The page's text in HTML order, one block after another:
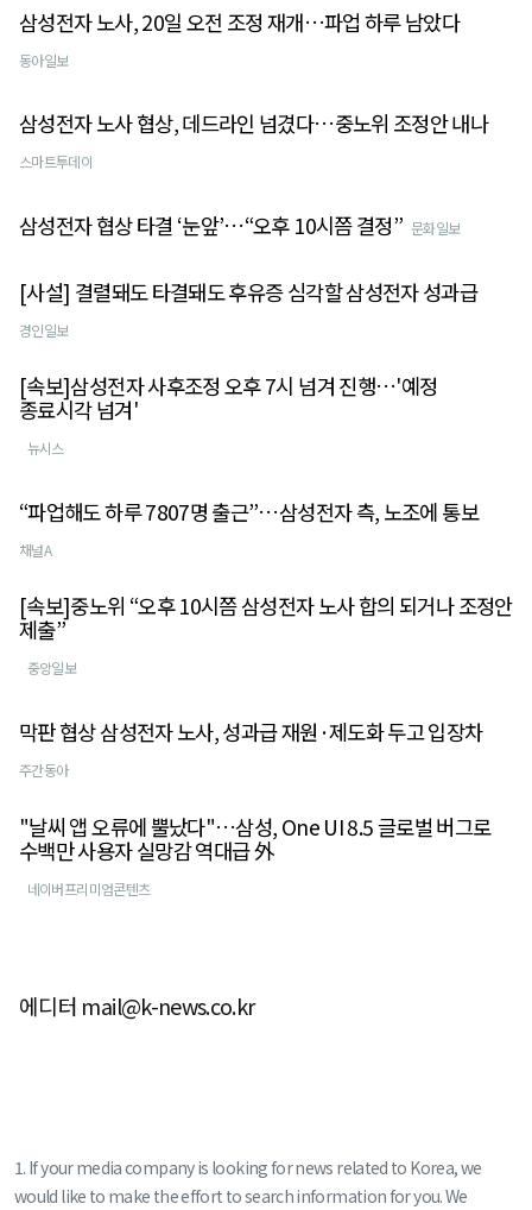
삼성전자 노사, 20일 오전 조정 재개…파업 하루 남았다
동아일보
삼성전자 노사 협상, 데드라인 넘겼다…중노위 조정안 내나
스마트투데이
삼성전자 협상 타결 ‘눈앞’…“오후 10시쯤 결정” 문화일보
[사설] 결렬돼도 타결돼도 후유증 심각할 삼성전자 성과급
경인일보
[속보]삼성전자 사후조정 오후 7시 넘겨 진행…'예정
종료시각 넘겨'
뉴시스
“파업해도 하루 7807명 출근”…삼성전자 측, 노조에 통보
채널A
[속보]중노위 “오후 10시쯤 삼성전자 노사 합의 되거나 조정안
제출”
중앙일보
막판 협상 삼성전자 노사, 성과급 재원·제도화 두고 입장차
주간동아
"날씨 앱 오류에 뿔났다"…삼성, One UI 8.5 글로벌 버그로
수백만 사용자 실망감 역대급 外
네이버프리미엄콘텐츠
에디터 mail@k-news.co.kr
1. If your media company is looking for news related to Korea, we
would like to make the effort to search information for you. We